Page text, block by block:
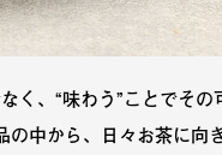
く、“味わう”ことでその
中から、日々お茶に向